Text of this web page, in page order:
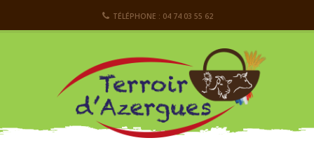
TÉLÉPHONE : 04 74 03 55 62